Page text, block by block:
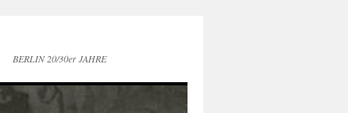
BERLIN 20/30er JAHRE